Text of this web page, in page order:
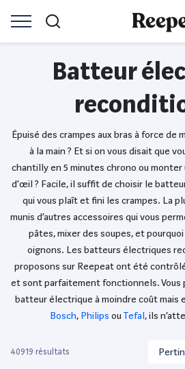
Batteur
Épuisé des crampes aux bras à force de
à la main ? Et si on vous disait que
chantilly en 5 minutes chrono ou monter
d'œil ? Facile, il suffit de choisir le
qui vous plaît et fini les crampes. La
munis d’autres accessoires qui vous
pâtes, mixer des soupes, et
oignons. Les batteurs électriques
proposons sur Reepeat ont été
et sont parfaitement fonctionnels. Vous
batteur électrique à moindre coût mais
Bosch, Philips ou Tefal, ils
40919 résultats